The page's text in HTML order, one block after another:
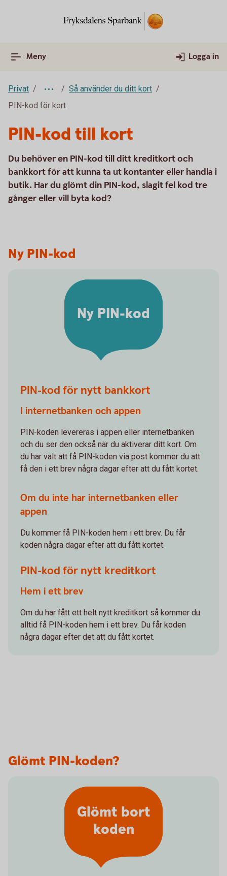
Meny Logga in
Privat
Så använder du ditt kort
PIN-kod för kort
PIN-kod till kort
Du behöver en PIN-kod till ditt kreditkort och
bankkort för att kunna ta ut kontanter eller handla i
butik. Har du glömt din PIN-kod, slagit fel kod tre
gånger eller vill byta kod?
Ny PIN-kod
Ny PIN-kod
PIN-kod för nytt bankkort
I internetbanken och appen
PIN-koden levereras i appen eller internetbanken
och du ser den också när du aktiverar ditt kort. Om
du har valt att få PIN-koden via post kommer du att
få den i ett brev några dagar efter att du fått kortet.
Om du inte har internetbanken eller
appen
Du kommer få PIN-koden hem i ett brev. Du får
koden några dagar efter att du fått kortet.
PIN-kod för nytt kreditkort
Hem i ett brev
Om du har fått ett helt nytt kreditkort så kommer du
alltid få PIN-koden hem i ett brev. Du får koden
några dagar efter det att du fått kortet.
Glömt PIN-koden?
Glömt bort
koden